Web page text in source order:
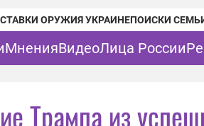
ОРУЖИЯ УКРАИНЕПОИСКИ
МненияВидеоЛица России
Трампа из